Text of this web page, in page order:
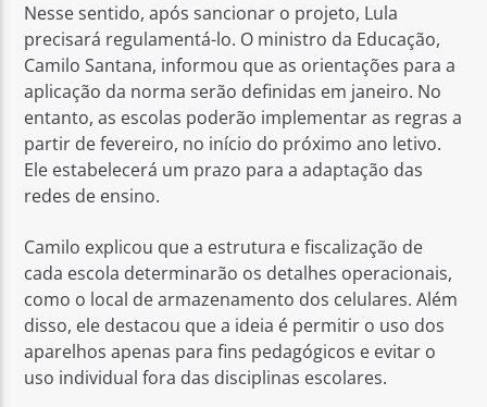
Nesse sentido, após sancionar o projeto, Lula
precisará regulamentá-lo. O ministro da Educação,
Camilo Santana, informou que as orientações para a
aplicação da norma serão definidas em janeiro. No
entanto, as escolas poderão implementar as regras a
partir de fevereiro, no início do próximo ano letivo.
Ele estabelecerá um prazo para a adaptação das
redes de ensino.
Camilo explicou que a estrutura e fiscalização de
cada escola determinarão os detalhes operacionais,
como o local de armazenamento dos celulares. Além
disso, ele destacou que a ideia é permitir o uso dos
aparelhos apenas para fins pedagógicos e evitar o
uso individual fora das disciplinas escolares.